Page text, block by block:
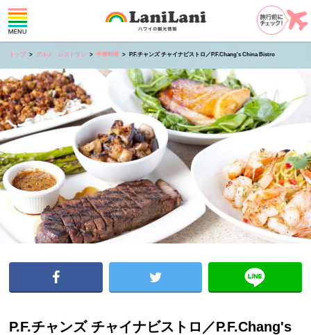
トップ グルメ・レストラン 中華料理 P.F.チャンズ チャイナビストロ／P.F.Chang's China Bistro
P.F.チャンズ チャイナビストロ／P.F.Chang's